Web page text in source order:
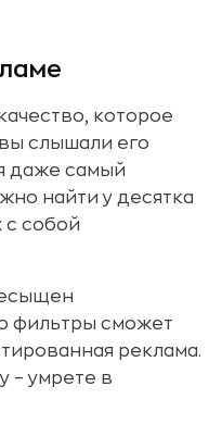
которое
слышали его
даже самый
найти у десятка
с собой
фильтры сможет
реклама.
– умрете в